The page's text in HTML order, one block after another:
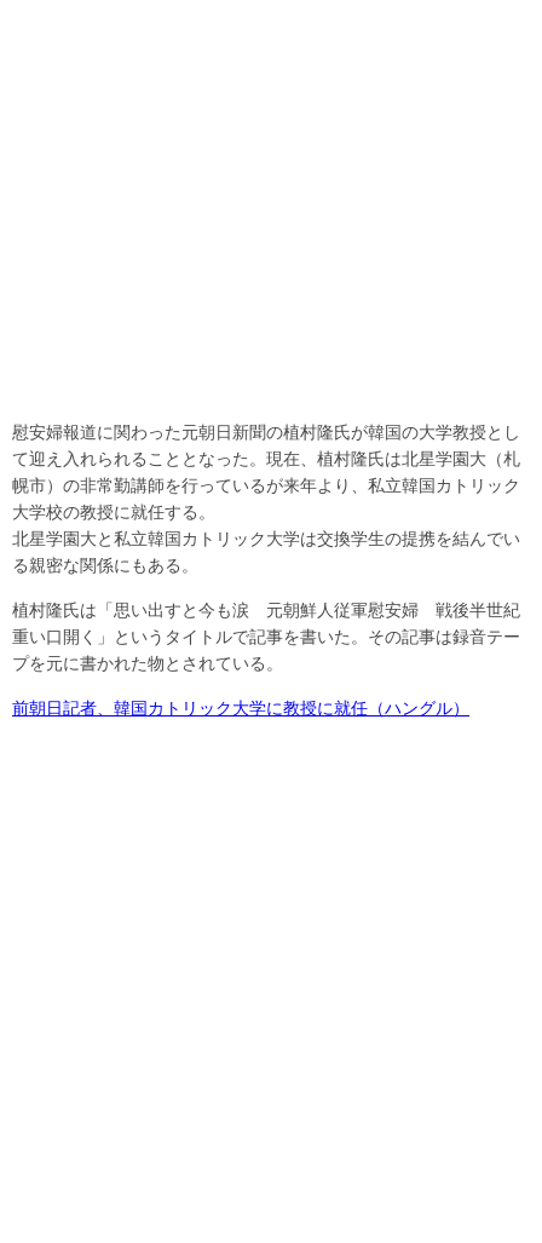
慰安婦報道に関わった元朝日新聞の植村隆氏が韓国の大学教授とし
て迎え入れられることとなった。現在、植村隆氏は北星学園大（札
幌市）の非常勤講師を行っているが来年より、私立韓国カトリック
大学校の教授に就任する。
北星学園大と私立韓国カトリック大学は交換学生の提携を結んでい
る親密な関係にもある。
植村隆氏は「思い出すと今も涙 元朝鮮人従軍慰安婦 戦後半世紀
重い口開く」というタイトルで記事を書いた。その記事は録音テー
プを元に書かれた物とされている。
前朝日記者、韓国カトリック大学に教授に就任（ハングル）